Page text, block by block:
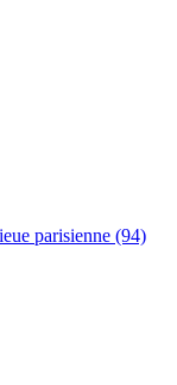
parisienne (94)